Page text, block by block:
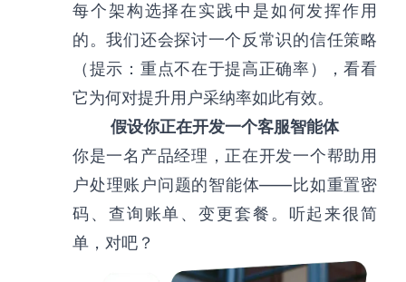
每个架构选择在实践中是如何发挥作用
的。我们还会探讨一个反常识的信任策略
（提示：重点不在于提高正确率），看看
它为何对提升用户采纳率如此有效。
假设你正在开发一个客服智能体
你是一名产品经理，正在开发一个帮助用
户处理账户问题的智能体——比如重置密
码、查询账单、变更套餐。听起来很简
单，对吧？